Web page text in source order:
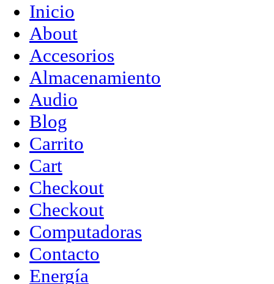
Inicio
About
Accesorios
Almacenamiento
Audio
Blog
Carrito
Cart
Checkout
Checkout
Computadoras
Contacto
Energía